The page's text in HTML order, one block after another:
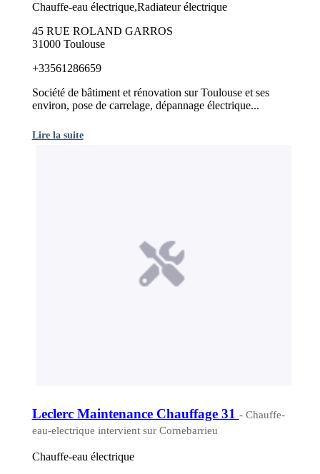
Chauffe-eau électrique,Radiateur électrique
45 RUE ROLAND GARROS
31000 Toulouse
+33561286659
Société de bâtiment et rénovation sur Toulouse et ses
environ, pose de carrelage, dépannage électrique...
Lire la suite
Leclerc Maintenance Chauffage 31 - Chauffe-
eau-electrique intervient sur Cornebarrieu
Chauffe-eau électrique